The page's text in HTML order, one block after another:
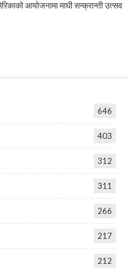
आयोजनामा माघी सन्क्रान्ती उत्सव
646
403
312
311
266
217
212